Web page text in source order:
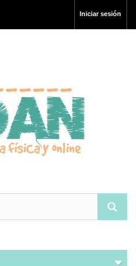
Iniciar sesión